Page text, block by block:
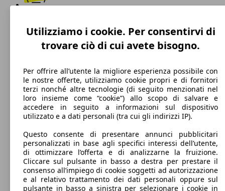
Diesel
Carburante
125 g/km
Emissioni di CO2 (combinato)*
Utilizziamo i cookie. Per consentirvi di
trovare ciò di cui avete bisogno.
Per offrire all’utente la migliore esperienza possibile con
le nostre offerte, utilizziamo cookie propri e di fornitori
terzi nonché altre tecnologie (di seguito menzionati nel
loro insieme come “cookie”) allo scopo di salvare e
accedere in seguito a informazioni sul dispositivo
utilizzato e a dati personali (tra cui gli indirizzi IP).
Questo consente di presentare annunci pubblicitari
personalizzati in base agli specifici interessi dell’utente,
di ottimizzare l’offerta e di analizzarne la fruizione.
Cliccare sul pulsante in basso a destra per prestare il
consenso all’impiego di cookie soggetti ad autorizzazione
e al relativo trattamento dei dati personali oppure sul
pulsante in basso a sinistra per selezionare i cookie in